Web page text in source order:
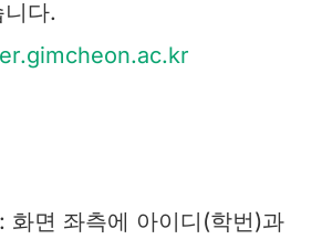
다.
화면 좌측에 아이디(학번)과